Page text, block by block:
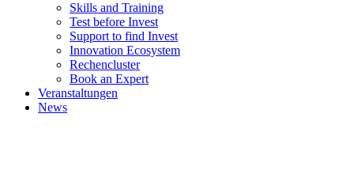
Skills and Training
Test before Invest
Support to find Invest
Innovation Ecosystem
Rechencluster​
Book an Expert
Veranstaltungen
News